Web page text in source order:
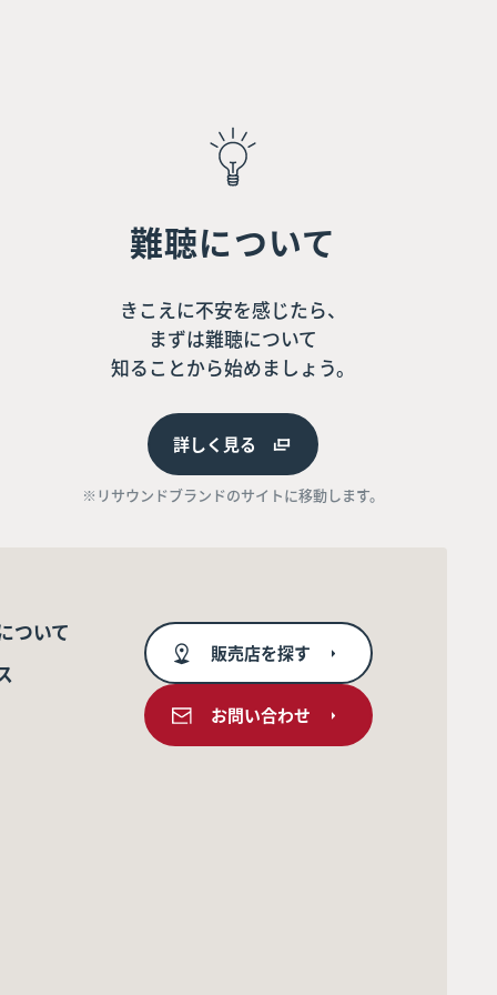
難聴について
きこえに不安を感じたら、
まずは難聴について
知ることから始めましょう。
詳しく見る
※リサウンドブランドのサイトに移動します。
ついて
販売店を探す
お問い合わせ